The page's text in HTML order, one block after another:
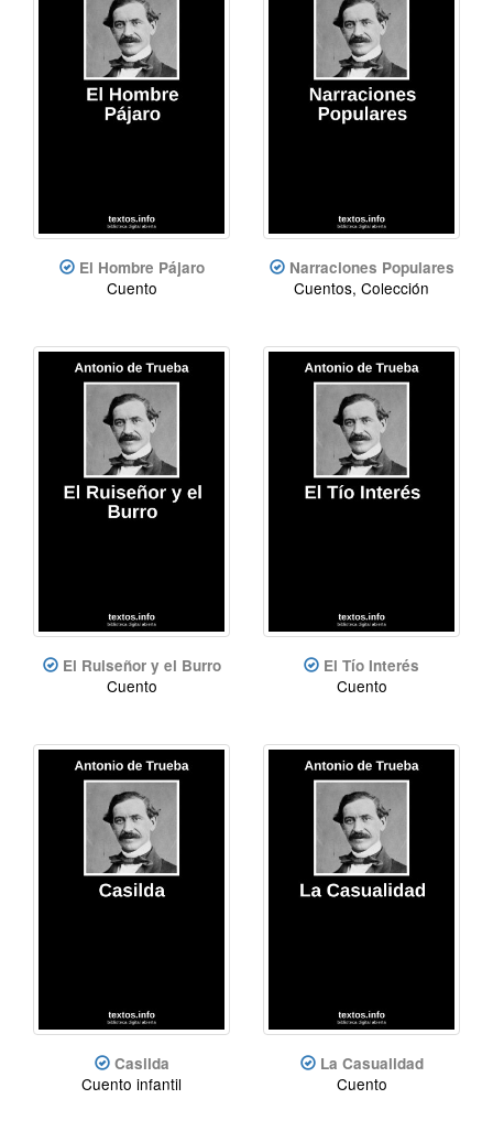
El Hombre Pájaro
Cuento
Narraciones Populares
Cuentos, Colección
El Ruiseñor y el Burro
Cuento
El Tío Interés
Cuento
Casilda
Cuento infantil
La Casualidad
Cuento